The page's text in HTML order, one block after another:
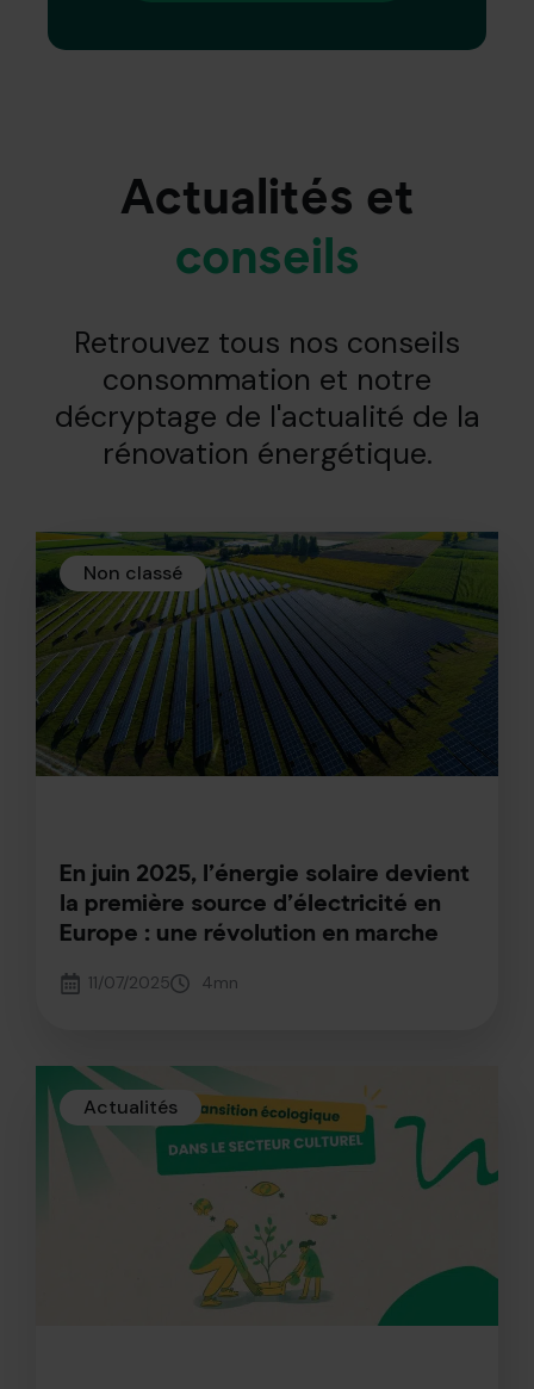
Actualités et
conseils
Retrouvez tous nos conseils
consommation et notre
décryptage de l'actualité de la
rénovation énergétique.
Non classé
En juin 2025, l’énergie solaire devient
la première source d’électricité en
Europe : une révolution en marche
11/07/2025 4mn
Actualités